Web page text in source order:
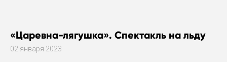
«Царевна-лягушка». Спектакль на льду
02 января 2023